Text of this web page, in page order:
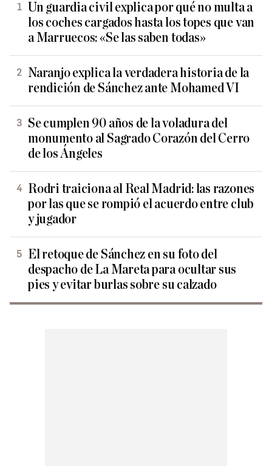
Un guardia civil explica por qué no multa a
los coches cargados hasta los topes que van
a Marruecos: «Se las saben todas»
Naranjo explica la verdadera historia de la
rendición de Sánchez ante Mohamed VI
Se cumplen 90 años de la voladura del
monumento al Sagrado Corazón del Cerro
de los Ángeles
Rodri traiciona al Real Madrid: las razones
por las que se rompió el acuerdo entre club
y jugador
El retoque de Sánchez en su foto del
despacho de La Mareta para ocultar sus
pies y evitar burlas sobre su calzado